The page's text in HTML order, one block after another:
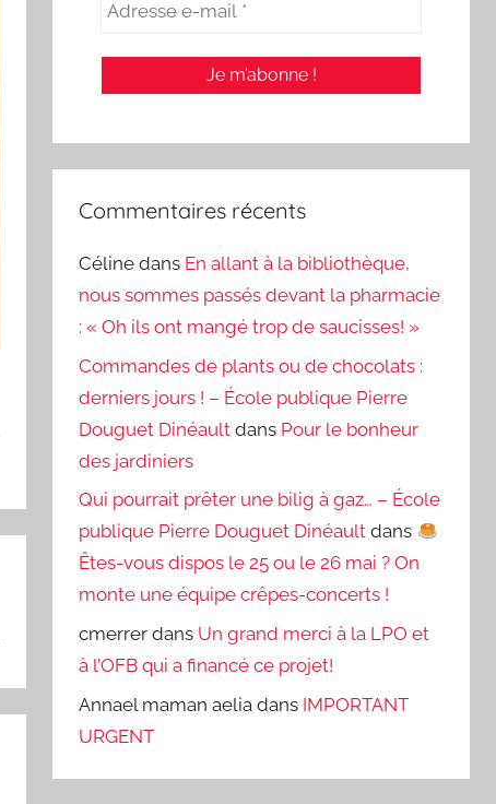
Commentaires récents
Céline dans En allant à la bibliothèque,
nous sommes passés devant la pharmacie
: « Oh ils ont mangé trop de saucisses! »
Commandes de plants ou de chocolats :
derniers jours ! – École publique Pierre
Douguet Dinéault dans Pour le bonheur
des jardiniers
Qui pourrait prêter une bilig à gaz… – École
publique Pierre Douguet Dinéault dans
Êtes-vous dispos le 25 ou le 26 mai ? On
monte une équipe crêpes-concerts !
cmerrer dans Un grand merci à la LPO et
à l’OFB qui a financé ce projet!
Annael maman aelia dans IMPORTANT
URGENT